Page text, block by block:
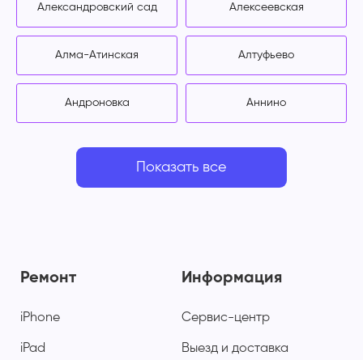
Александровский сад Алексеевская
Алма-Атинская Алтуфьево
Андроновка Аннино
Показать все
Ремонт
iPhone
iPad
Информация
Сервис-центр
Выезд и доставка